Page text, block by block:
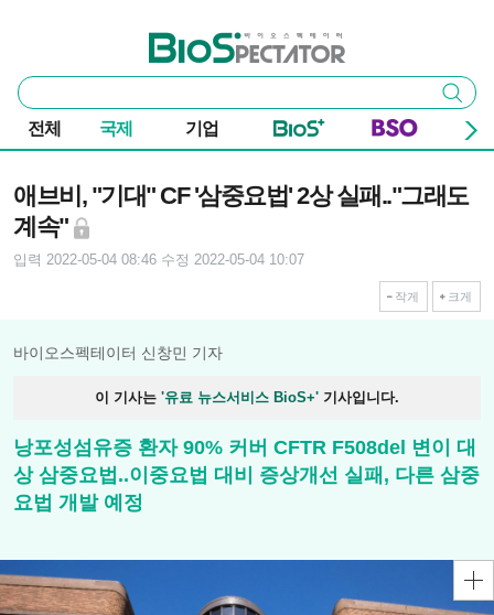
바이오스펙테이터
통
합
검
색
검색
전체 국제 기업
애브비, "기대" CF '삼중요법' 2상 실패.."그래도
계속"
입력 2022-05-04 08:46 수정 2022-05-04 10:07
작게 크게
바이오스펙테이터 신창민 기자
이 기사는 '유료 뉴스서비스 BioS+' 기사입니다.
낭포성섬유증 환자 90% 커버 CFTR F508del 변이 대
상 삼중요법..이중요법 대비 증상개선 실패, 다른 삼중
요법 개발 예정